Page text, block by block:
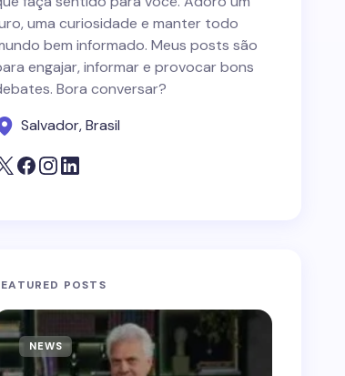
uma curiosidade e manter todo
bem informado. Meus posts são
engajar, informar e provocar bons
Bora conversar?
Salvador, Brasil
POSTS
NEWS